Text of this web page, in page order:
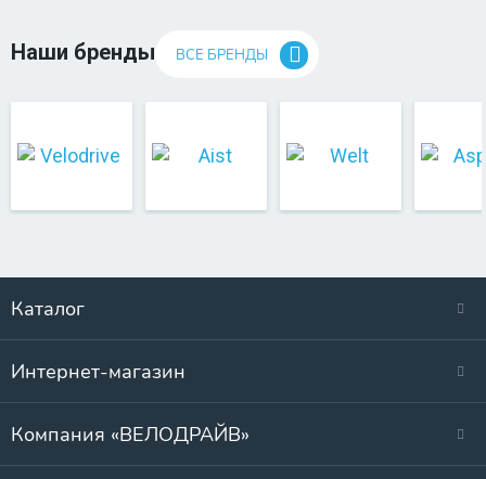
Наши бренды ВСЕ БРЕНДЫ
Каталог
Интернет-магазин
Компания «ВЕЛОДРАЙВ»